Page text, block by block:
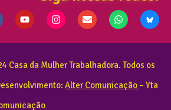
Casa da Mulher Trabalhadora. Todos os
Alter Comunicação – Yta